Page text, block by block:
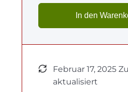
In den
Februar 17, 2025
aktualisiert